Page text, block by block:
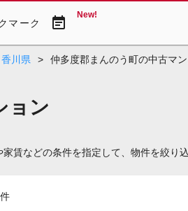
マーク event_note New!
香川県 > 仲多度郡まんのう町の中古マ
ョン
賃などの条件を指定して、物件を絞り
件